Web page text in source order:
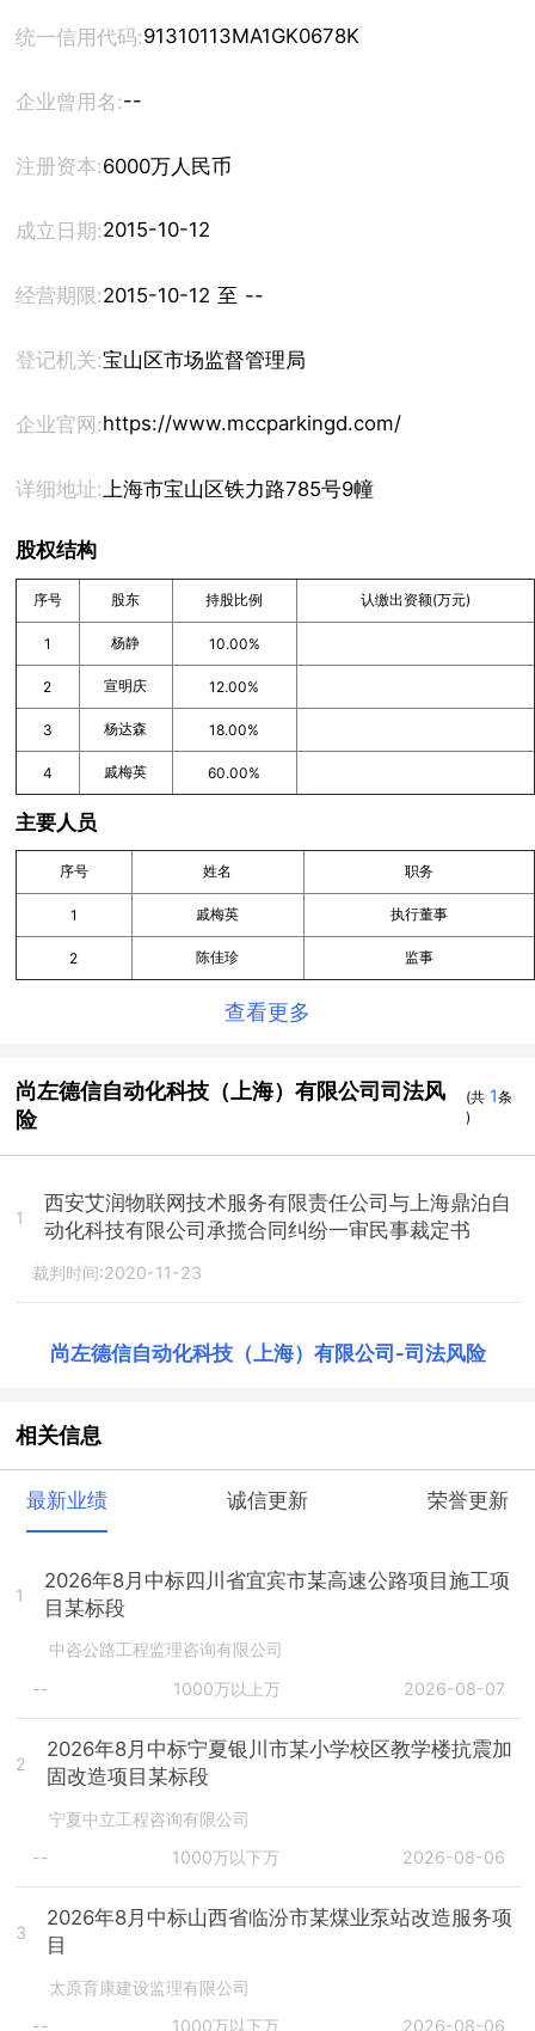
统一信用代码:91310113MA1GK0678K
企业曾用名:--
注册资本:6000万人民币
成立日期:2015-10-12
经营期限: 2015-10-12 至 --
登记机关:宝山区市场监督管理局
企业官网:https://www.mccparkingd.com/
详细地址:上海市宝山区铁力路785号9幢
股权结构
序号 股东 持股比例 认缴出资额(万元)
1 杨静 10.00%
2 宣明庆 12.00%
3 杨达森 18.00%
4 戚梅英 60.00%
主要人员
序号 姓名 职务
1 戚梅英 执行董事
2 陈佳珍 监事
查看更多
尚左德信自动化科技（上海）有限公司司法风
险
(共 1条
)
1
西安艾润物联网技术服务有限责任公司与上海鼎泊自
动化科技有限公司承揽合同纠纷一审民事裁定书
裁判时间:2020-11-23
尚左德信自动化科技（上海）有限公司 -司法风险
相关信息
最新业绩 诚信更新 荣誉更新
1
2026年8月中标四川省宜宾市某高速公路项目施工项
目某标段
中咨公路工程监理咨询有限公司
--
1000万以上万 2026-08-07
2
2026年8月中标宁夏银川市某小学校区教学楼抗震加
固改造项目某标段
宁夏中立工程咨询有限公司
--
1000万以下万 2026-08-06
3
2026年8月中标山西省临汾市某煤业泵站改造服务项
目
太原育康建设监理有限公司
--
1000万以下万 2026-08-06